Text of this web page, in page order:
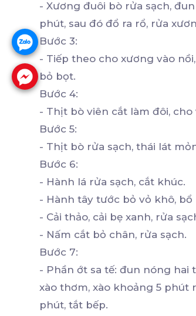
- Xương đuôi bò rửa sạch,
phút, sau đó đổ ra rổ, rửa
Bước 3:
- Tiếp theo cho xương vào
bỏ bọt.
Bước 4:
- Thịt bò viên cắt làm đôi, cho
Bước 5:
- Thịt bò rửa sạch, thái lát
Bước 6:
- Hành lá rửa sạch, cắt khúc.
- Hành tây tước bỏ vỏ khô, bổ
- Cải thảo, cải bẹ xanh, rửa
- Nấm cắt bỏ chân, rửa sạch.
Bước 7:
- Phần ớt sa tế: đun nóng hai
xào thơm, xào khoảng 5
phút, tắt bếp.